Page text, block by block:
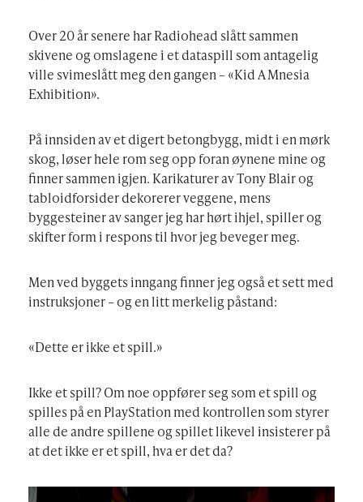
Over 20 år senere har Radiohead slått sammen
skivene og omslagene i et dataspill som antagelig
ville svimeslått meg den gangen – «Kid A Mnesia
Exhibition».
På innsiden av et digert betongbygg, midt i en mørk
skog, løser hele rom seg opp foran øynene mine og
finner sammen igjen. Karikaturer av Tony Blair og
tabloidforsider dekorerer veggene, mens
byggesteiner av sanger jeg har hørt ihjel, spiller og
skifter form i respons til hvor jeg beveger meg.
Men ved byggets inngang finner jeg også et sett med
instruksjoner – og en litt merkelig påstand:
«Dette er ikke et spill.»
Ikke et spill? Om noe oppfører seg som et spill og
spilles på en PlayStation med kontrollen som styrer
alle de andre spillene og spillet likevel insisterer på
at det ikke er et spill, hva er det da?